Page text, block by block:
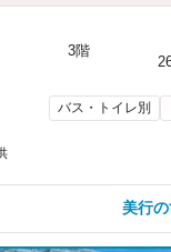
3階
バス・トイレ別
美行